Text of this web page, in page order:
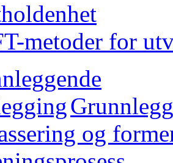
metoder for
og